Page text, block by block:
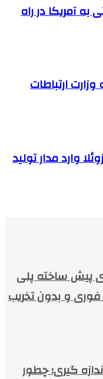
به آمریکا در راه
ارتباطات
وارد مدار تولید
پیش ساخته پلی
و بدون تخریب
گیری؛ چطور